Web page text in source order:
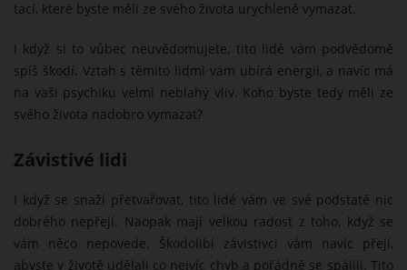
tací, které byste měli ze svého života urychleně vymazat.
I když si to vůbec neuvědomujete, tito lidé vám podvědomě
spíš škodí. Vztah s těmito lidmi vám ubírá energii, a navíc má
na vaši psychiku velmi neblahý vliv. Koho byste tedy měli ze
svého života nadobro vymazat?
Závistivé lidi
I když se snaží přetvařovat, tito lidé vám ve své podstatě nic
dobrého nepřejí. Naopak mají velkou radost z toho, když se
vám něco nepovede. Škodolibí závistivci vám navíc přejí,
abyste v životě udělali co nejvíc chyb a pořádně se spálili. Tito